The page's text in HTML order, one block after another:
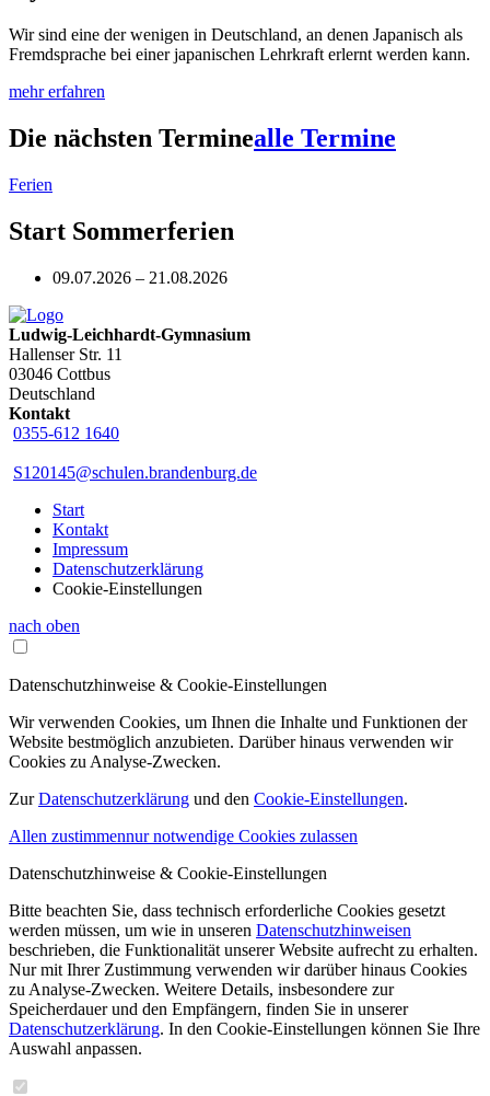
Wir sind eine der wenigen in Deutschland, an denen Japanisch als
Fremdsprache bei einer japanischen Lehrkraft erlernt werden kann.
mehr erfahren
Die nächsten Terminealle Termine
Ferien
Start Sommerferien
09.07.2026 – 21.08.2026
Ludwig-Leichhardt-Gymnasium
Hallenser Str. 11
03046 Cottbus
Deutschland
Kontakt
0355-612 1640
S120145@schulen.brandenburg.de
Start
Kontakt
Impressum
Datenschutzerklärung
Cookie-Einstellungen
nach oben
Datenschutzhinweise & Cookie-Einstellungen
Wir verwenden Cookies, um Ihnen die Inhalte und Funktionen der
Website bestmöglich anzubieten. Darüber hinaus verwenden wir
Cookies zu Analyse-Zwecken.
ZurDatenschutzerklärung und den Cookie-Einstellungen.
Allen zustimmennur notwendige Cookies zulassen
Datenschutzhinweise & Cookie-Einstellungen
Bitte beachten Sie, dass technisch erforderliche Cookies gesetzt
werden müssen, um wie in unseren Datenschutzhinweisen
beschrieben, die Funktionalität unserer Website aufrecht zu erhalten.
Nur mit Ihrer Zustimmung verwenden wir darüber hinaus Cookies
zu Analyse-Zwecken. Weitere Details, insbesondere zur
Speicherdauer und den Empfängern, finden Sie in unserer
Datenschutzerklärung. In den Cookie-Einstellungen können Sie Ihre
Auswahl anpassen.